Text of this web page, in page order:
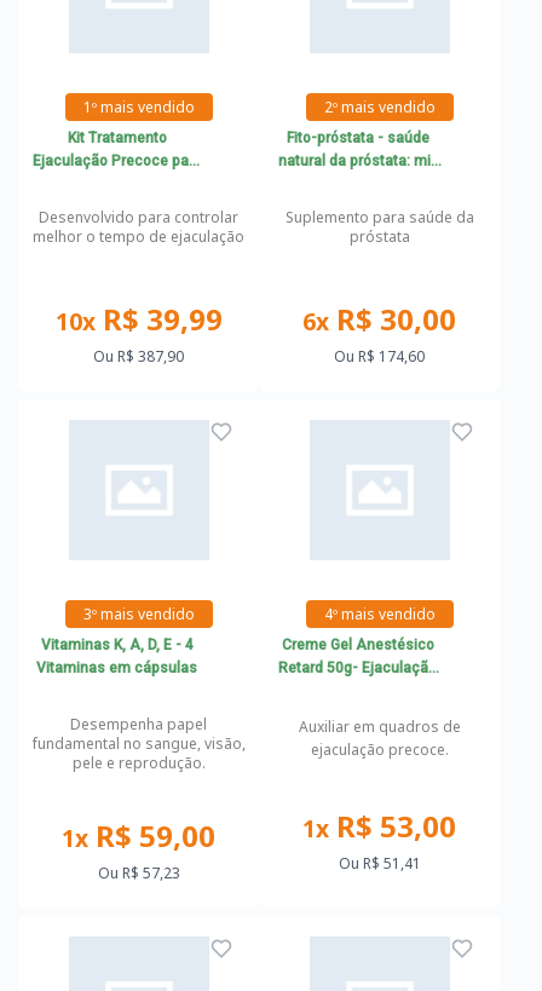
1º mais vendido
Kit Tratamento
Ejaculação Precoce para
Desenvolvido para controlar
melhor o tempo de ejaculação
10xR$ 39,99
Ou R$ 387,90
2º mais vendido
Fito-próstata - saúde
natural da próstata: mix
Palmetto e Urtica
Suplemento para saúde da
próstata
6x R$ 30,00
Ou R$ 174,60
3º mais vendido
Vitaminas K, A, D, E - 4
Vitaminas em cápsulas
Desempenha papel
fundamental no sangue, visão,
pele e reprodução.
1x R$ 59,00
Ou R$ 57,23
4º mais vendido
Creme Gel Anestésico
Retard 50g- Ejaculação
Auxiliar em quadros de
ejaculação precoce.
1x R$ 53,00
Ou R$ 51,41